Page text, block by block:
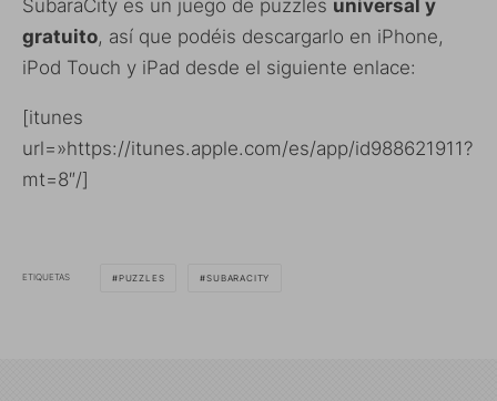
SubaraCity es un juego de puzzles universal y
gratuito, así que podéis descargarlo en iPhone,
iPod Touch y iPad desde el siguiente enlace:
[itunes
url=»https://itunes.apple.com/es/app/id988621911?
mt=8″/]
ETIQUETAS PUZZLES SUBARACITY